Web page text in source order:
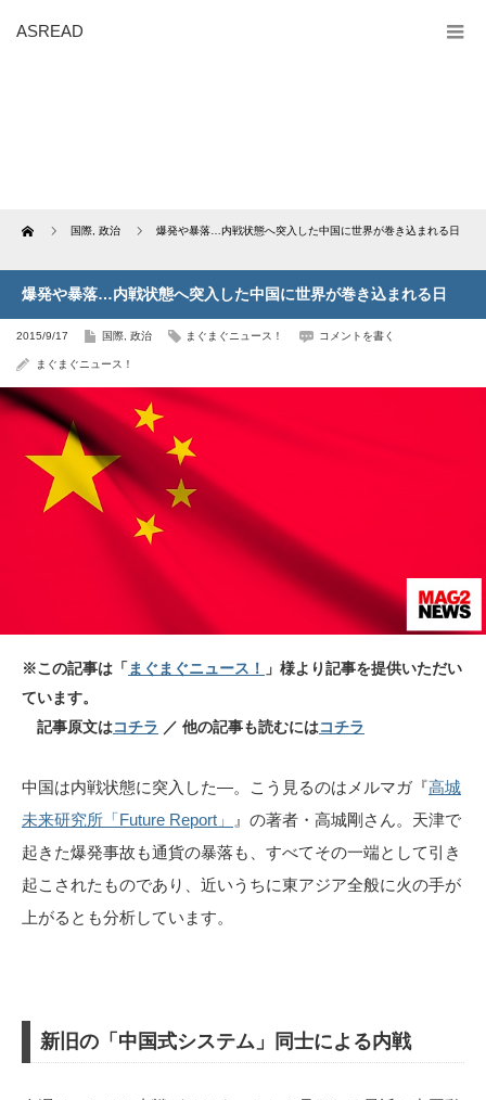
ASREAD
Home 国際 政治 爆発や暴落…内戦状態へ突入した中国に世界が巻き込まれる日
爆発や暴落…内戦状態へ突入した中国に世界が巻き込まれる日
2015/9/17 国際 政治 まぐまぐニュース！ コメントを書く
まぐまぐニュース！
※この記事は「 まぐまぐニュース！
」様より記事を提供いただい
ています。
記事原文はコチラ ／ 他の記事も読むにはコチラ
中国は内戦状態に突入した―。こう見るのはメルマガ『高城
未来研究所「Future Report」
』の著者・高城剛さん。天津で
起きた爆発事故も通貨の暴落も、すべてその一端として引き
起こされたものであり、近いうちに東アジア全般に火の手が
上がるとも分析しています。
新旧の「中国式システム」同士による内戦